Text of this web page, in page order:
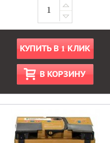
КУПИТЬ В 1 КЛИК
В КОРЗИНУ